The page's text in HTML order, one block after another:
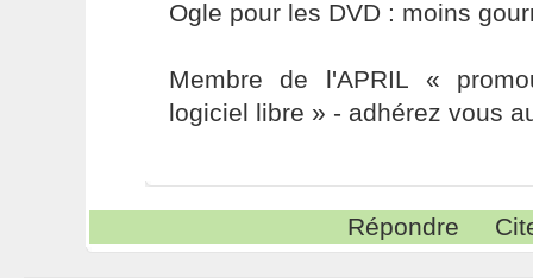
Ogle pour les DVD : moins
Membre de l'APRIL «
logiciel libre » - adhérez vous
Répondre